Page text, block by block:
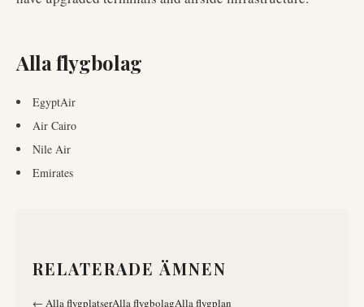
Alla flygbolag
EgyptAir
Air Cairo
Nile Air
Emirates
RELATERADE ÄMNEN
← Alla flygplatserAlla flygbolagAlla flygplan